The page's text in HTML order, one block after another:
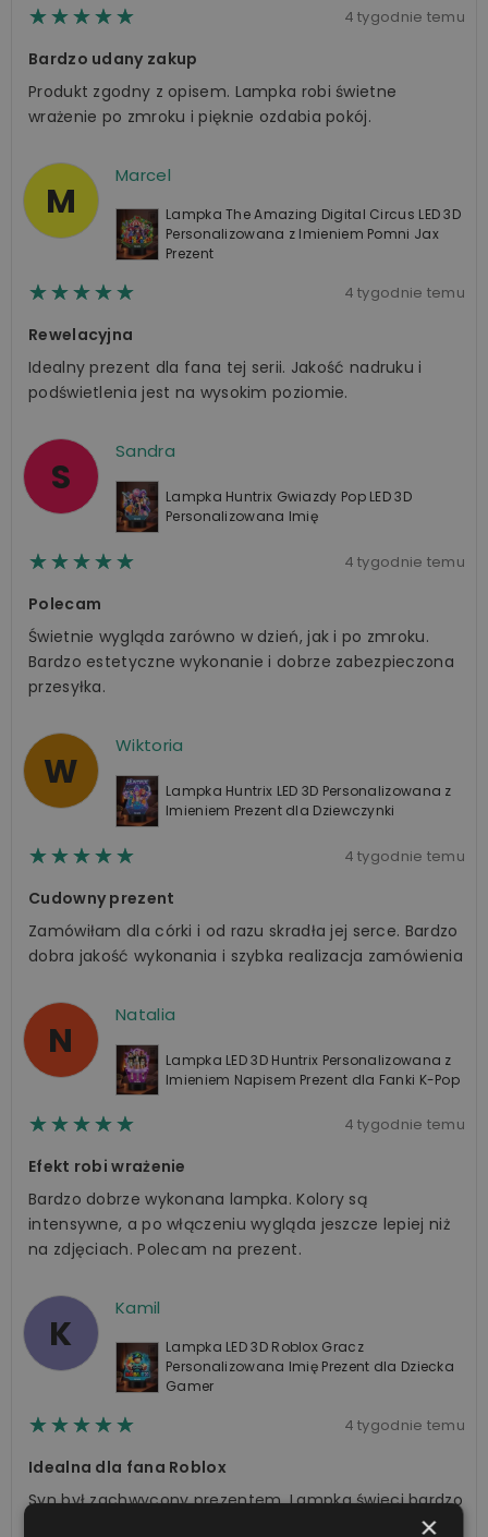
☆☆☆☆☆
★★★★★ 4 tygodnie temu
Bardzo udany zakup
Produkt zgodny z opisem. Lampka robi świetne
wrażenie po zmroku i pięknie ozdabia pokój.
M
Marcel
Lampka The Amazing Digital Circus LED 3D
Personalizowana z Imieniem Pomni Jax
Prezent
☆☆☆☆☆
★★★★★ 4 tygodnie temu
Rewelacyjna
Idealny prezent dla fana tej serii. Jakość nadruku i
podświetlenia jest na wysokim poziomie.
S
Sandra
Lampka Huntrix Gwiazdy Pop LED 3D
Personalizowana Imię
☆☆☆☆☆
★★★★★ 4 tygodnie temu
Polecam
Świetnie wygląda zarówno w dzień, jak i po zmroku.
Bardzo estetyczne wykonanie i dobrze zabezpieczona
przesyłka.
W
Wiktoria
Lampka Huntrix LED 3D Personalizowana z
Imieniem Prezent dla Dziewczynki
☆☆☆☆☆
★★★★★ 4 tygodnie temu
Cudowny prezent
Zamówiłam dla córki i od razu skradła jej serce. Bardzo
dobra jakość wykonania i szybka realizacja zamówienia
N
Natalia
Lampka LED 3D Huntrix Personalizowana z
Imieniem Napisem Prezent dla Fanki K-Pop
☆☆☆☆☆
★★★★★ 4 tygodnie temu
Efekt robi wrażenie
Bardzo dobrze wykonana lampka. Kolory są
intensywne, a po włączeniu wygląda jeszcze lepiej niż
na zdjęciach. Polecam na prezent.
K
Kamil
Lampka LED 3D Roblox Gracz
Personalizowana Imię Prezent dla Dziecka
Gamer
☆☆☆☆☆
★★★★★ 4 tygodnie temu
Idealna dla fana Roblox
Syn był zachwycony prezentem. Lampka świeci bardzo
ładnie, grafika jest wyraźna, a wykonanie naprawdę
×